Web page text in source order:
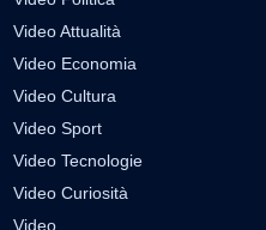
Video Attualità
Video Economia
Video Cultura
Video Sport
Video Tecnologie
Video Curiosità
Video